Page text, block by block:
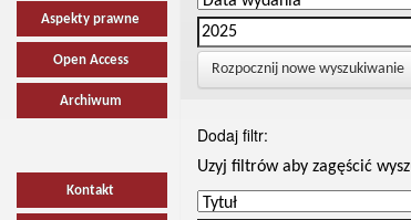
Aspekty prawne
Open Access
Archiwum
Kontakt
Rozpocznij nowe wyszukiwanie
Dodaj filtr:
Uzyj filtrów aby zagęścić